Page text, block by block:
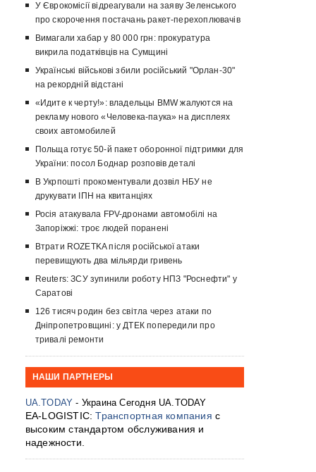
У Єврокомісії відреагували на заяву Зеленського
про скорочення постачань ракет-перехоплювачів
Вимагали хабар у 80 000 грн: прокуратура
викрила податківців на Сумщині
Українські військові збили російський "Орлан-30"
на рекордній відстані
«Идите к черту!»: владельцы BMW жалуются на
рекламу нового «Человека-паука» на дисплеях
своих автомобилей
Польща готує 50-й пакет оборонної підтримки для
України: посол Боднар розповів деталі
В Укрпошті прокоментували дозвіл НБУ не
друкувати ІПН на квитанціях
Росія атакувала FPV-дронами автомобілі на
Запоріжжі: троє людей поранені
Втрати ROZETKA після російської атаки
перевищують два мільярди гривень
Reuters: ЗСУ зупинили роботу НПЗ "Роснефти" у
Саратові
126 тисяч родин без світла через атаки по
Дніпропетровщині: у ДТЕК попередили про
тривалі ремонти
НАШИ ПАРТНЕРЫ
UA.TODAY - Украина Сегодня UA.TODAY
EA-LOGISTIC:Транспортная компания с
высоким стандартом обслуживания и
надежности.